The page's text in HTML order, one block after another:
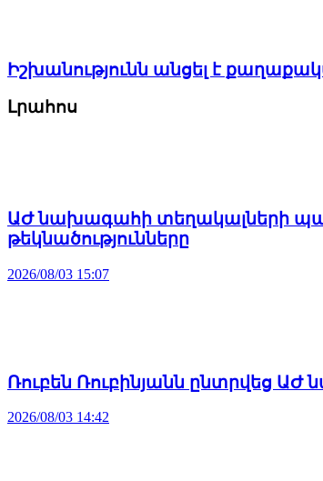
Իշխանությունն անցել է
Լրահոս
ԱԺ նախագահի տեղակալների
թեկնածությունները
2026/08/03 15:07
Ռուբեն Ռուբինյանն ընտրվեց
2026/08/03 14:42